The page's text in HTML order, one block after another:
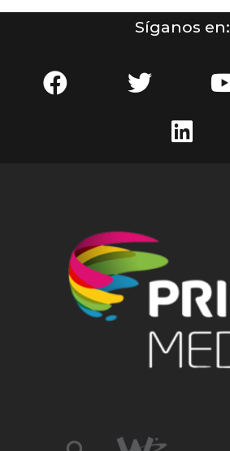
Síganos en: